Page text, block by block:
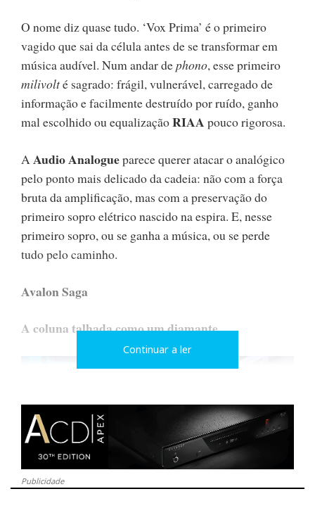
O nome diz quase tudo. ‘Vox Prima’ é o primeiro
vagido que sai da célula antes de se transformar em
música audível. Num andar dephono, esse primeiro
milivolté sagrado: frágil, vulnerável, carregado de
informação e facilmente destruído por ruído, ganho
mal escolhido ou equalizaçãoRIAA pouco rigorosa.
AAudio Analogueparece querer atacar o analógico
pelo ponto mais delicado da cadeia: não com a força
bruta da amplificação, mas com a preservação do
primeiro sopro elétrico nascido na espira. E, nesse
primeiro sopro, ou se ganha a música, ou se perde
tudo pelo caminho.
Avalon Saga
A coluna talhada como um diamante
Continuar a ler
Publicidade